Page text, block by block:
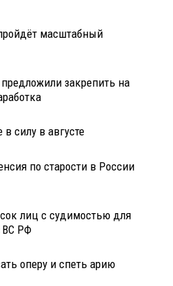
масштабный
закрепить на
силу в августе
по старости в России
лиц с судимостью для
ВС РФ
оперу и спеть арию